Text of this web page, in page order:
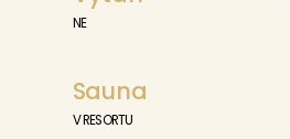
NE
Sauna
V RESORTU